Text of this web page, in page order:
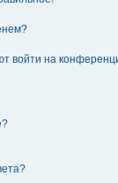
войти на